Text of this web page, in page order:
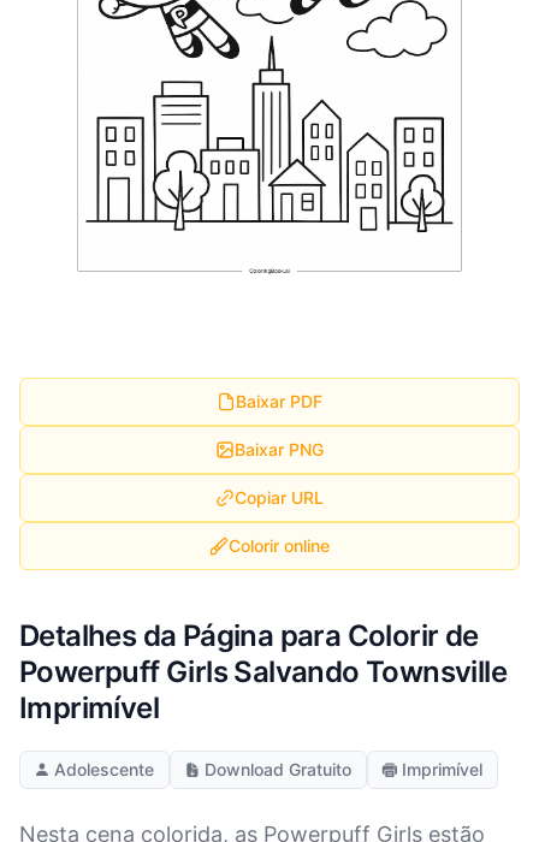
Baixar PDF
Baixar PNG
Copiar URL
Colorir online
Detalhes da Página para Colorir de
Powerpuff Girls Salvando Townsville
Imprimível
Adolescente Download Gratuito Imprimível
Nesta cena colorida, as Powerpuff Girls estão